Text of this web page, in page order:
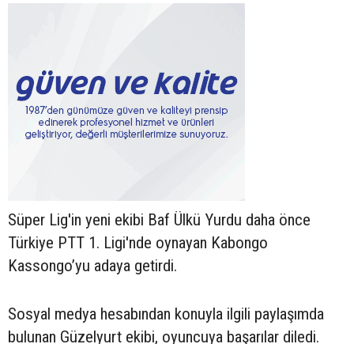
Süper Lig'in yeni ekibi Baf Ülkü Yurdu daha önce
Türkiye PTT 1. Ligi'nde oynayan Kabongo
Kassongo’yu adaya getirdi.
Sosyal medya hesabından konuyla ilgili paylaşımda
bulunan Güzelyurt ekibi, oyuncuya başarılar diledi.